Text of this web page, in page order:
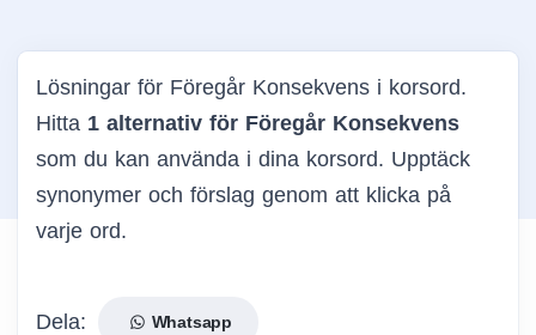
Lösningar för Föregår Konsekvens i korsord.
Hitta 1 alternativ för Föregår Konsekvens
som du kan använda i dina korsord. Upptäck
synonymer och förslag genom att klicka på
varje ord.
Dela: Whatsapp